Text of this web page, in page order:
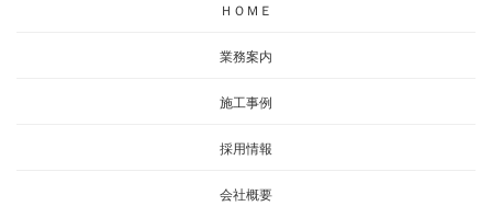
ＨＯＭＥ
業務案内
施工事例
採用情報
会社概要